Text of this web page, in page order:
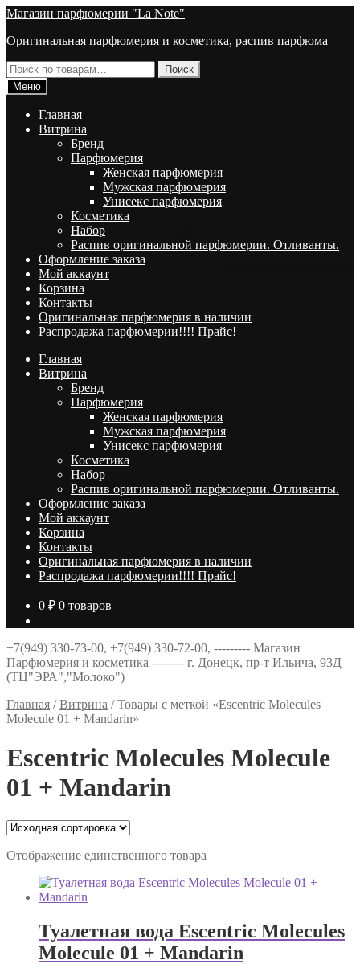
Перейти
навигации
Перейти
содержимому
Магазин парфюмерии "La Note"
Оригинальная парфюмерия и косметика, распив парфюма
Искать:
Поиск
Меню
Главная
Витрина
Брeнд
Парфюмерия
Женская парфюмерия
Мужская парфюмерия
Унисекс парфюмерия
Косметика
Набор
Распив оригинальной парфюмерии. Отливанты.
Оформление заказа
Мой аккаунт
Корзина
Контакты
Оригинальная парфюмерия в наличии
Распродажа парфюмерии!!!! Прайс!
Главная
Витрина
Брeнд
Парфюмерия
Женская парфюмерия
Мужская парфюмерия
Унисекс парфюмерия
Косметика
Набор
Распив оригинальной парфюмерии. Отливанты.
Оформление заказа
Мой аккаунт
Корзина
Контакты
Оригинальная парфюмерия в наличии
Распродажа парфюмерии!!!! Прайс!
0 ₽ 0 товаров
+7(949) 330-73-00, +7(949) 330-72-00, --------- Магазин
Парфюмерия и косметика -------- г. Донецк, пр-т Ильича, 93Д
(ТЦ"ЭРА","Молоко")
Главная /Витрина /Товары с меткой «Escentric Molecules
Molecule 01 + Mandarin»
Escentric Molecules Molecule
01 + Mandarin
Отображение единственного товара
Туалетная вода Escentric Molecules
Molecule 01 + Mandarin